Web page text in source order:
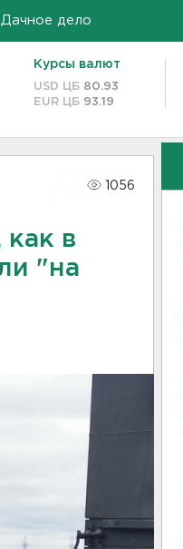
Дачное дело
Курсы валют
USD ЦБ 80.93
EUR ЦБ 93.19
1056
в
"на